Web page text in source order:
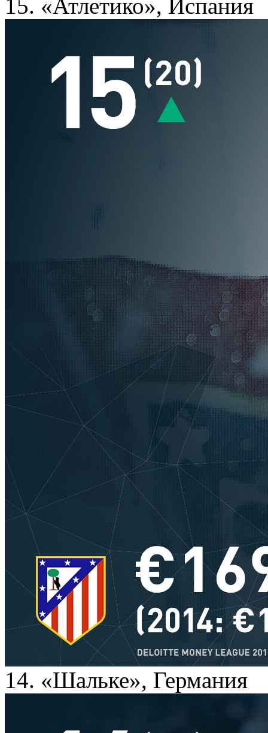
15. «Атлетико», Испания
14. «Шальке», Германия